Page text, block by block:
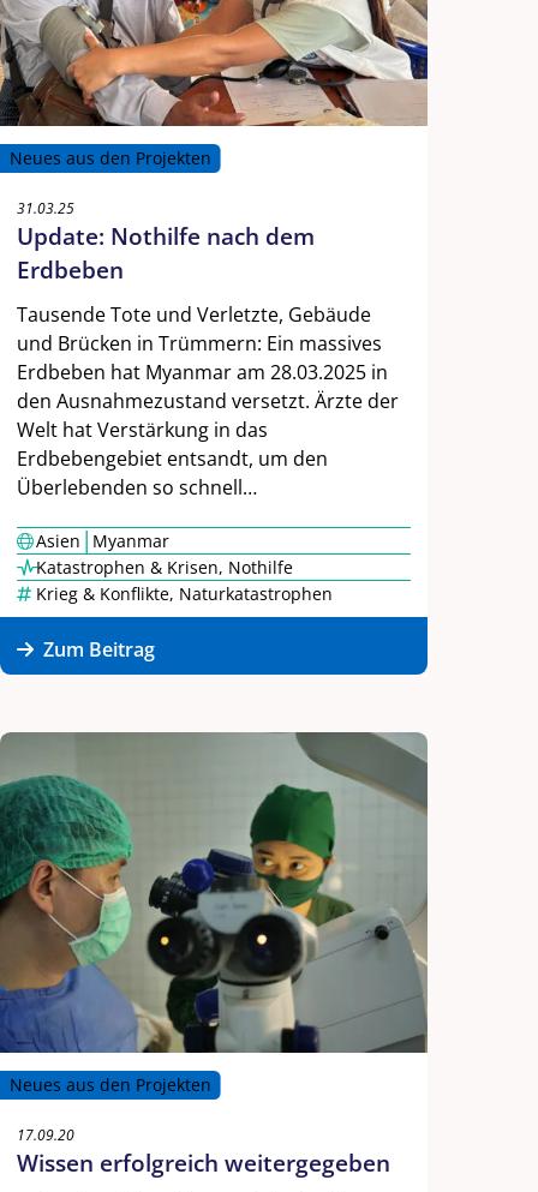
Neues aus den Projekten
31.03.25
Update: Nothilfe nach dem
Erdbeben
Tausende Tote und Verletzte, Gebäude
und Brücken in Trümmern: Ein massives
Erdbeben hat Myanmar am 28.03.2025 in
den Ausnahmezustand versetzt. Ärzte der
Welt hat Verstärkung in das
Erdbebengebiet entsandt, um den
Überlebenden so schnell…
Asien|Myanmar
Katastrophen & Krisen, Nothilfe
Krieg & Konflikte, Naturkatastrophen
Zum Beitrag
Neues aus den Projekten
17.09.20
Wissen erfolgreich weitergegeben